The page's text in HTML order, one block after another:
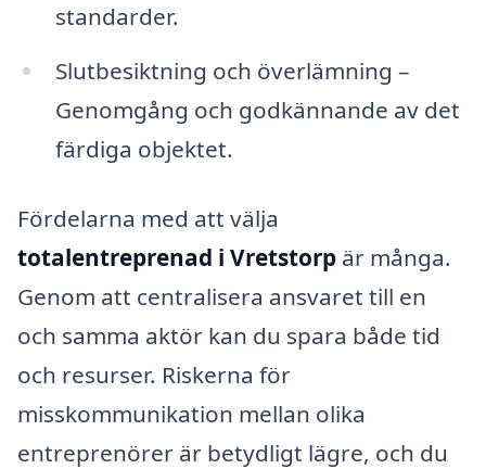
standarder.
Slutbesiktning och överlämning –
Genomgång och godkännande av det
färdiga objektet.
Fördelarna med att välja
totalentreprenad i Vretstorp är många.
Genom att centralisera ansvaret till en
och samma aktör kan du spara både tid
och resurser. Riskerna för
misskommunikation mellan olika
entreprenörer är betydligt lägre, och du